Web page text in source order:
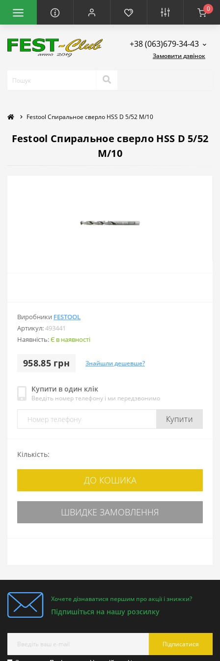
0
+38 (063)679-34-43
Замовити дзвінок
Festool Спиральное сверло HSS D 5/52 M/10
Festool Спиральное сверло HSS D 5/52
M/10
Виробники FESTOOL
Артикул:493441
Наявність:Є в наявності
958.85 грн Знайшли дешевше?
Купити в один клік
Введіть номер телефону і ми передзвонимо
Купити
Кількість:
ДО КОШИКА
ШВИДКЕ ЗАМОВЛЕННЯ
Хочете дізнаватися першим про акції і знижки?
Підпишіться на нашу розсилку
Підписатися